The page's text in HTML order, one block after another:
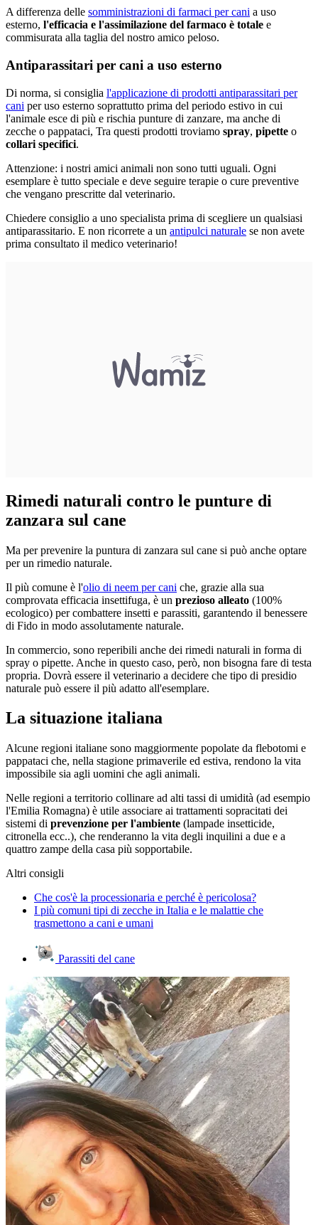
A differenza delle somministrazioni di farmaci per cani a uso
esterno, l'efficacia e l'assimilazione del farmaco è totale e
commisurata alla taglia del nostro amico peloso.
Antiparassitari per cani a uso esterno
Di norma, si consiglia l'applicazione di prodotti antiparassitari per
cani per uso esterno soprattutto prima del periodo estivo in cui
l'animale esce di più e rischia punture di zanzare, ma anche di
zecche o pappataci, Tra questi prodotti troviamo spray, pipette o
collari specifici.
Attenzione: i nostri amici animali non sono tutti uguali. Ogni
esemplare è tutto speciale e deve seguire terapie o cure preventive
che vengano prescritte dal veterinario.
Chiedere consiglio a uno specialista prima di scegliere un qualsiasi
antiparassitario. E non ricorrete a un antipulci naturale se non avete
prima consultato il medico veterinario!
Rimedi naturali contro le punture di
zanzara sul cane
Ma per prevenire la puntura di zanzara sul cane si può anche optare
per un rimedio naturale.
Il più comune è l'olio di neem per cani che, grazie alla sua
comprovata efficacia insettifuga, è un prezioso alleato (100%
ecologico) per combattere insetti e parassiti, garantendo il benessere
di Fido in modo assolutamente naturale.
In commercio, sono reperibili anche dei rimedi naturali in forma di
spray o pipette. Anche in questo caso, però, non bisogna fare di testa
propria. Dovrà essere il veterinario a decidere che tipo di presidio
naturale può essere il più adatto all'esemplare.
La situazione italiana
Alcune regioni italiane sono maggiormente popolate da flebotomi e
pappataci che, nella stagione primaverile ed estiva, rendono la vita
impossibile sia agli uomini che agli animali.
Nelle regioni a territorio collinare ad alti tassi di umidità (ad esempio
l'Emilia Romagna) è utile associare ai trattamenti sopracitati dei
sistemi di prevenzione per l'ambiente (lampade insetticide,
citronella ecc..), che renderanno la vita degli inquilini a due e a
quattro zampe della casa più sopportabile.
Altri consigli
Che cos'è la processionaria e perché è pericolosa?
I più comuni tipi di zecche in Italia e le malattie che
trasmettono a cani e umani
Parassiti del cane